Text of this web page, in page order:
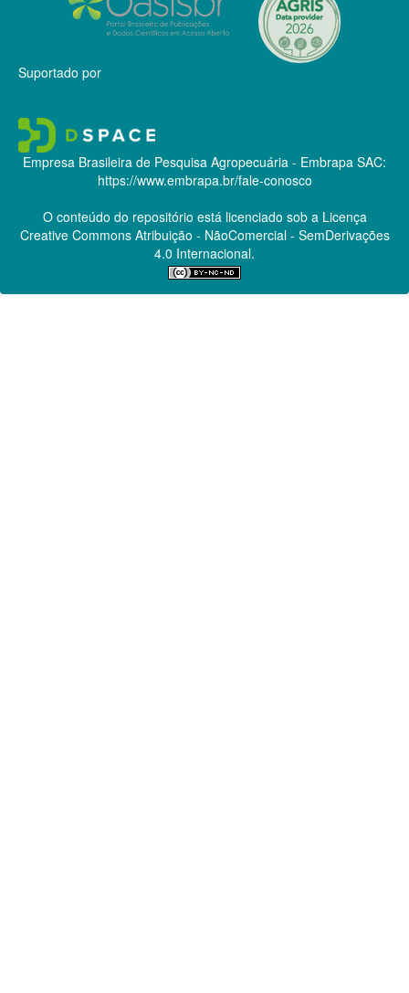
Suportado por
Empresa Brasileira de Pesquisa Agropecuária - Embrapa SAC:
https://www.embrapa.br/fale-conosco
O conteúdo do repositório está licenciado sob a Licença
Creative CommonsAtribuição - NãoComercial - SemDerivações
4.0 Internacional.